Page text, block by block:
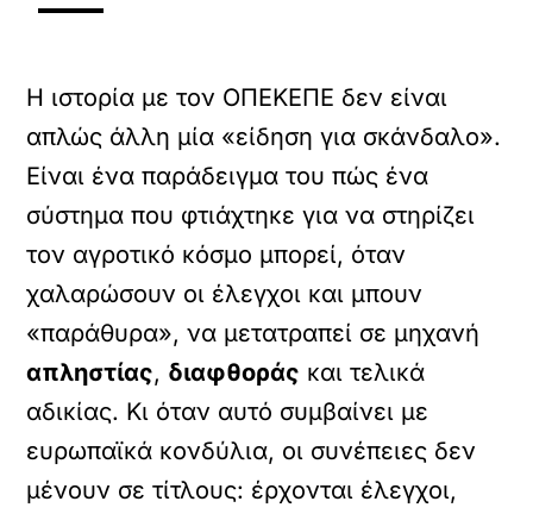
Η ιστορία με τον ΟΠΕΚΕΠΕ δεν είναι
απλώς άλλη μία «είδηση για σκάνδαλο».
Είναι ένα παράδειγμα του πώς ένα
σύστημα που φτιάχτηκε για να στηρίζει
τον αγροτικό κόσμο μπορεί, όταν
χαλαρώσουν οι έλεγχοι και μπουν
«παράθυρα», να μετατραπεί σε μηχανή
απληστίας, διαφθοράς και τελικά
αδικίας. Κι όταν αυτό συμβαίνει με
ευρωπαϊκά κονδύλια, οι συνέπειες δεν
μένουν σε τίτλους: έρχονται έλεγχοι,